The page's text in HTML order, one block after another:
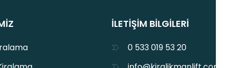
İLETIŞIM BILGILERI
0 533 019 53 20